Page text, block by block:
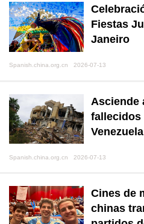
Fiestas
Janeiro
Spanish.china.org.cn 2026-07-13
Asciende
fallecidos
Venezuela
Spanish.china.org.cn 2026-07-13
Cines de
chinas